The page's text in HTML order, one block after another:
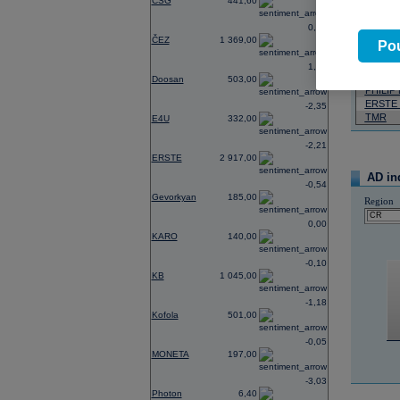
ČEZ 1 369,00
0,74
Doosan 503,00
1,21
E4U 332,00
-2,35
ERSTE 2 917,00
-2,21
Gevorkyan 185,00
-0,54
KARO 140,00
0,00
KB 1 045,00
-0,10
Kofola 501,00
-1,18
MONETA 197,00
-0,05
Photon 6,40
-3,03
Název
ČEZ
PHILIP
ERSTE
TMR
AD
Region